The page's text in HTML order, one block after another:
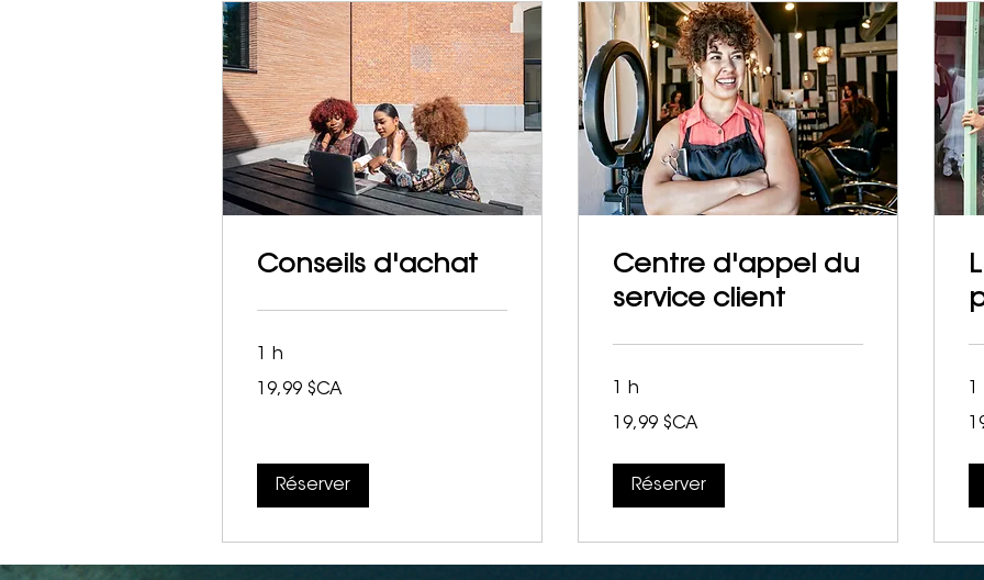
Conseils d'achat
1 h
19,99
dollars
19,99 $CA
Réserver
Centre d'appel du
service client
1 h
19,99
dollars
19,99 $CA
Réserver
1